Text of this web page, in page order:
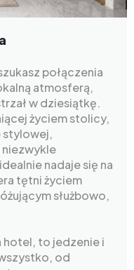
połączenia
atmosferą,
w dziesiątkę.
życiem stolicy,
stylowej,
niezwykle
nadaje się na
tętni życiem
służbowo,
hotel, to jedzenie i
od